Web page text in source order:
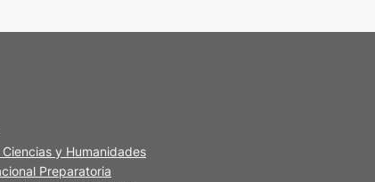
y Humanidades
Preparatoria